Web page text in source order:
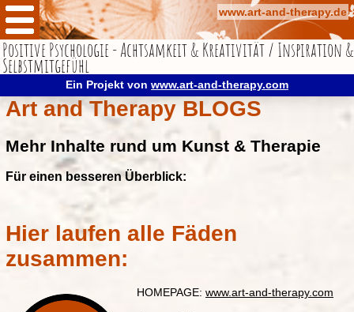
www.art-and-therapy.de
Positive Psychologie - Achtsamkeit & Kreativität / Inspiration &
Selbstmitgefühl
Ein Projekt von www.art-and-therapy.com
Art and Therapy BLOGS
Mehr Inhalte rund um Kunst & Therapie
Für einen besseren Überblick:
Hier laufen alle Fäden
zusammen:
HOMEPAGE: www.art-and-therapy.com
Compassion
Über mich
Kontakt
Datenschutz
Blog-Netzwerk
HOMEPAGE
www.art-and-therapy.com